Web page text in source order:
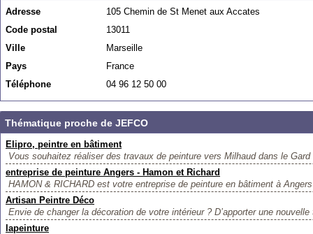
Adresse
105 Chemin de St Menet aux Accates
Code postal
13011
Ville
Marseille
Pays
France
Téléphone
04 96 12 50 00
Thématique proche de JEFCO
Elipro, peintre en bâtiment
Vous souhaitez réaliser des travaux de peinture vers Milhaud dans le
entreprise de peinture Angers - Hamon et Richard
HAMON & RICHARD est votre entreprise de peinture en bâtiment à
Artisan Peintre Déco
Envie de changer la décoration de votre intérieur ? D’apporter une
lapeinture